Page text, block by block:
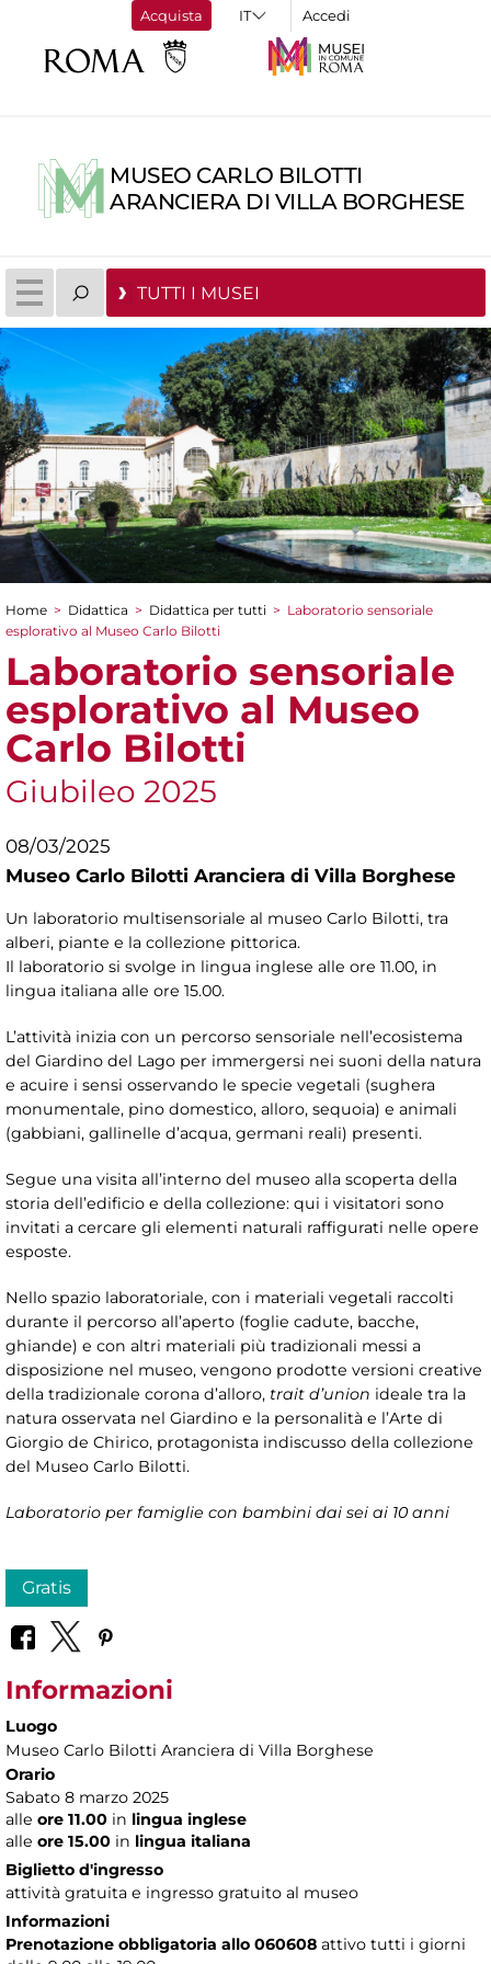
Acquista Accedi
MUSEO CARLO BILOTTI
ARANCIERA DI VILLA BORGHESE
TUTTI I MUSEI
Tu sei qui
Home > Didattica > Didattica per tutti > Laboratorio sensoriale
esplorativo al Museo Carlo Bilotti
Laboratorio sensoriale
esplorativo al Museo
Carlo Bilotti
Giubileo 2025
08/03/2025
Museo Carlo Bilotti Aranciera di Villa Borghese
Un laboratorio multisensoriale al museo Carlo Bilotti, tra
alberi, piante e la collezione pittorica.
Il laboratorio si svolge in lingua inglese alle ore 11.00, in
lingua italiana alle ore 15.00.
L’attività inizia con un percorso sensoriale nell’ecosistema
del Giardino del Lago per immergersi nei suoni della natura
e acuire i sensi osservando le specie vegetali (sughera
monumentale, pino domestico, alloro, sequoia) e animali
(gabbiani, gallinelle d’acqua, germani reali) presenti.
Segue una visita all’interno del museo alla scoperta della
storia dell’edificio e della collezione: qui i visitatori sono
invitati a cercare gli elementi naturali raffigurati nelle opere
esposte.
Nello spazio laboratoriale, con i materiali vegetali raccolti
durante il percorso all’aperto (foglie cadute, bacche,
ghiande) e con altri materiali più tradizionali messi a
disposizione nel museo, vengono prodotte versioni creative
della tradizionale corona d’alloro, trait d’union ideale tra la
natura osservata nel Giardino e la personalità e l’Arte di
Giorgio de Chirico, protagonista indiscusso della collezione
del Museo Carlo Bilotti.
Laboratorio per famiglie con bambini dai sei ai 10 anni
Gratis
Informazioni
Luogo
Museo Carlo Bilotti Aranciera di Villa Borghese
Orario
Sabato 8 marzo 2025
alle ore 11.00 in lingua inglese
alle ore 15.00 in lingua italiana
Biglietto d'ingresso
attività gratuita e ingresso gratuito al museo
Informazioni
Prenotazione obbligatoria allo 060608 attivo tutti i giorni